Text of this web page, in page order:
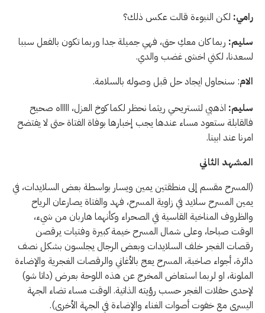
رامي: لكن النبوءة قالت عكس ذلك؟
سليم: ربما كان معكِ حق، فهي جميلة جدا وربما تكون بالفعل سببا
لسعدنا، لكني اخشى غضب والدي.
الام: سنحاول ايجاد حل قبل وصوله بالسلامة.
سليم: اذهبي لتستريحي ريثما نحظر لكما كوخ العزل، اااااه صحيح
فالقابلة ستعود مساء عندها يجب إخبارها بوفاة الفتاة حتى لا يفتضح
امرنا عند ابينا.
المشهد الثاني
(المسرح مقسم إلى منطقتين يمين ويسار بواسطة بعض السلايدات، في
يمين المسرح سلايد في زاوية المسرح، فهد والفتاة يصارعان الرياح
والظروف المناخية القاسية في الصحراء وكأنهما هاربان من شيء،
الوقت صباحا، وعلى شمال المسرح خيمة كبيرة وفتيات يرقصن
رقصات الغجر خلف السلايدات وبعض الرجال يجلسون بشكل نصف
دائرة، أجواء صاخبة، المسرح يعج بالأغاني والرقصات الغجرية والإضاءة
الملونة، او لربما استعاض المخرج عن هذه اللوحة بعرض (داتا شو)
لإحدى حفلات الغجر حسب رؤيته الذاتية. الوقت مساء تضاء الجهة
اليسرى مع خفوت أصوات الغناء والإضاءة في الجهة الأخرى).